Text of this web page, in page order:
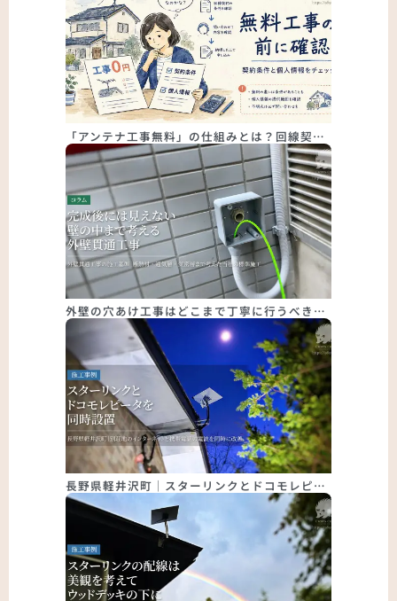
「アンテナ工事無料」の仕組みとは？回線契…
外壁の穴あけ工事はどこまで丁寧に行うべき…
長野県軽井沢町｜スターリンクとドコモレピ…